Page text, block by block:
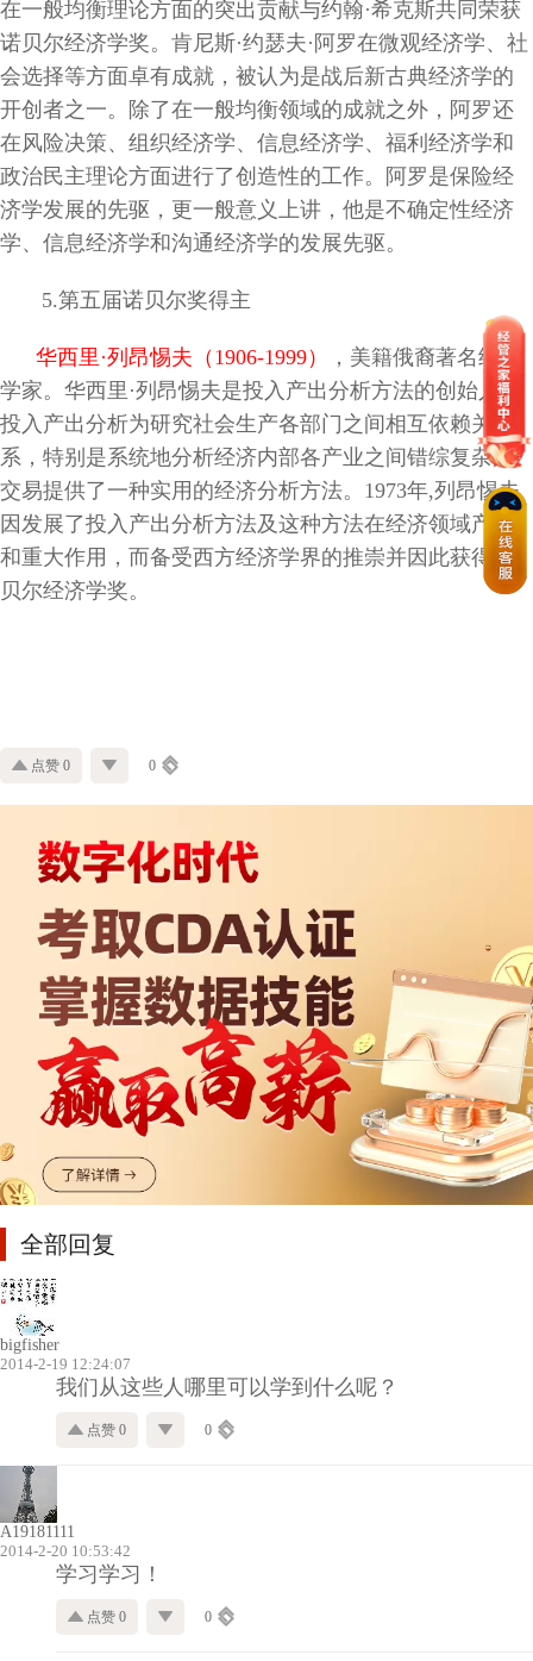
在一般均衡理论方面的突出贡献与约翰·希克斯共同荣获
诺贝尔经济学奖。肯尼斯·约瑟夫·阿罗在微观经济学、社
会选择等方面卓有成就，被认为是战后新古典经济学的
开创者之一。除了在一般均衡领域的成就之外，阿罗还
在风险决策、组织经济学、信息经济学、福利经济学和
政治民主理论方面进行了创造性的工作。阿罗是保险经
济学发展的先驱，更一般意义上讲，他是不确定性经济
学、信息经济学和沟通经济学的发展先驱。
5.第五届诺贝尔奖得主
华西里·列昂惕夫（1906-1999）
，美籍俄裔著名经济
学家。华西里·列昂惕夫是投入产出分析方法的创始人。
投入产出分析为研究社会生产各部门之间相互依赖关
系，特别是系统地分析经济内部各产业之间错综复杂的
交易提供了一种实用的经济分析方法。1973年,列昂惕夫
因发展了投入产出分析方法及这种方法在经济领域产生
和重大作用，而备受西方经济学界的推崇并因此获得诺
贝尔经济学奖。
点赞 0 0
全部回复
bigfisher
2014-2-19 12:24:07
我们从这些人哪里可以学到什么呢？
点赞 0 0
A19181111
2014-2-20 10:53:42
学习学习！
点赞 0 0